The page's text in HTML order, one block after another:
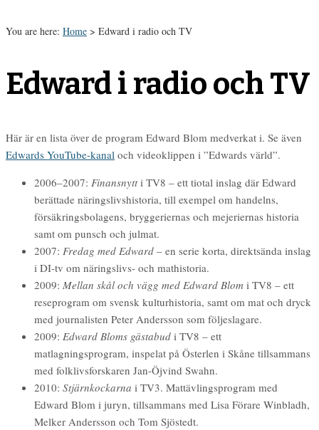
You are here: Home > Edward i radio och TV
Edward i radio och TV
Här är en lista över de program Edward Blom medverkat i. Se även
Edwards YouTube-kanal och videoklippen i ”Edwards värld”.
2006–2007: Finansnytti TV8 – ett tiotal inslag där Edward
berättade näringslivshistoria, till exempel om handelns,
försäkringsbolagens, bryggeriernas och mejeriernas historia
samt om punsch och julmat.
2007: Fredag med Edward – en serie korta, direktsända inslag
i DI-tv om näringslivs- och mathistoria.
2009: Mellan skål och vägg med Edward Blom i TV8 – ett
reseprogram om svensk kulturhistoria, samt om mat och dryck
med journalisten Peter Andersson som följeslagare.
2009: Edward Bloms gästabud i TV8 – ett
matlagningsprogram, inspelat på Österlen i Skåne tillsammans
med folklivsforskaren Jan-Öjvind Swahn.
2010: Stjärnkockarna i TV3. Mattävlingsprogram med
Edward Blom i juryn, tillsammans med Lisa Förare Winbladh,
Melker Andersson och Tom Sjöstedt.